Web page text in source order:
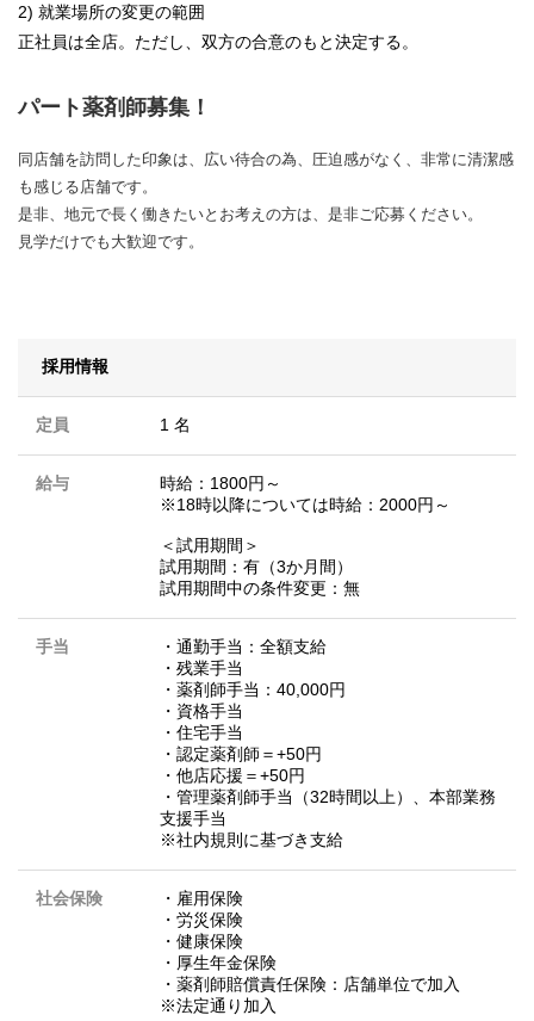
2) 就業場所の変更の範囲
正社員は全店。ただし、双方の合意のもと決定する。
パート薬剤師募集！
同店舗を訪問した印象は、広い待合の為、圧迫感がなく、非常に清潔感
も感じる店舗です。
是非、地元で長く働きたいとお考えの方は、是非ご応募ください。
見学だけでも大歓迎です。
採用情報
定員 1 名
給与
時給：1800円～
※18時以降については時給：2000円～
＜試用期間＞
試用期間：有（3か月間）
試用期間中の条件変更：無
手当
・通勤手当：全額支給
・残業手当
・薬剤師手当：40,000円
・資格手当
・住宅手当
・認定薬剤師＝+50円
・他店応援＝+50円
・管理薬剤師手当（32時間以上）、本部業務
支援手当
※社内規則に基づき支給
社会保険
・雇用保険
・労災保険
・健康保険
・厚生年金保険
・薬剤師賠償責任保険：店舗単位で加入
※法定通り加入